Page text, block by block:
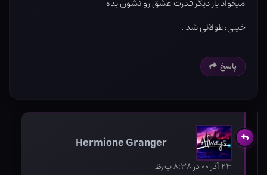
خیلی،طولانی شد .
پاسخ
Hermione Granger
۲۳ آذر ۰۰ در ۸:۳۸ ب٫ظ